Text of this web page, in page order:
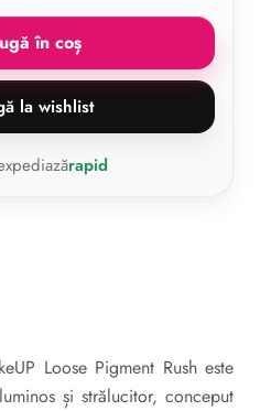
în coș
la wishlist
rapid
Loose Pigment Rush este
și strălucitor, conceput